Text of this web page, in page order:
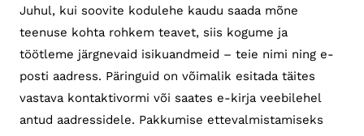
Juhul, kui soovite kodulehe kaudu saada mõne
teenuse kohta rohkem teavet, siis kogume ja
töötleme järgnevaid isikuandmeid – teie nimi ning e-
posti aadress. Päringuid on võimalik esitada täites
vastava kontaktivormi või saates e-kirja veebilehel
antud aadressidele. Pakkumise ettevalmistamiseks